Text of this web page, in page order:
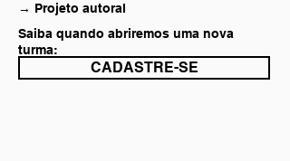
→ Projeto autoral
Saiba quando abriremos uma nova
turma:
CADASTRE-SE